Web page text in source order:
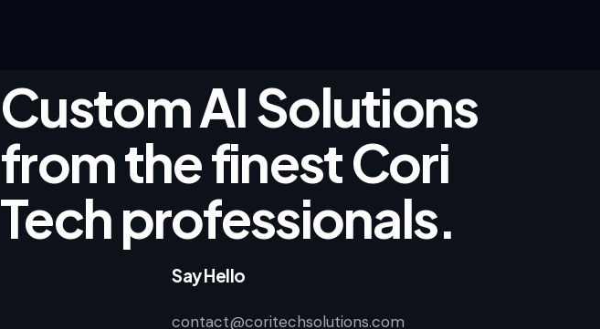
Custom AI Solutions
from the finest Cori
Tech professionals.
Say Hello
contact@coritechsolutions.com